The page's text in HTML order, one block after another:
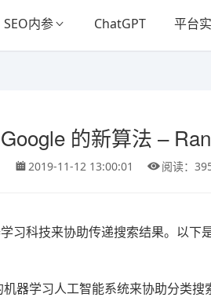
SEO内参 ChatGPT 平台
的新算法 –
2019-11-12 13:00:01 阅读：
习科技来协助传递搜索结果。以下
器学习人工智能系统来协助分类